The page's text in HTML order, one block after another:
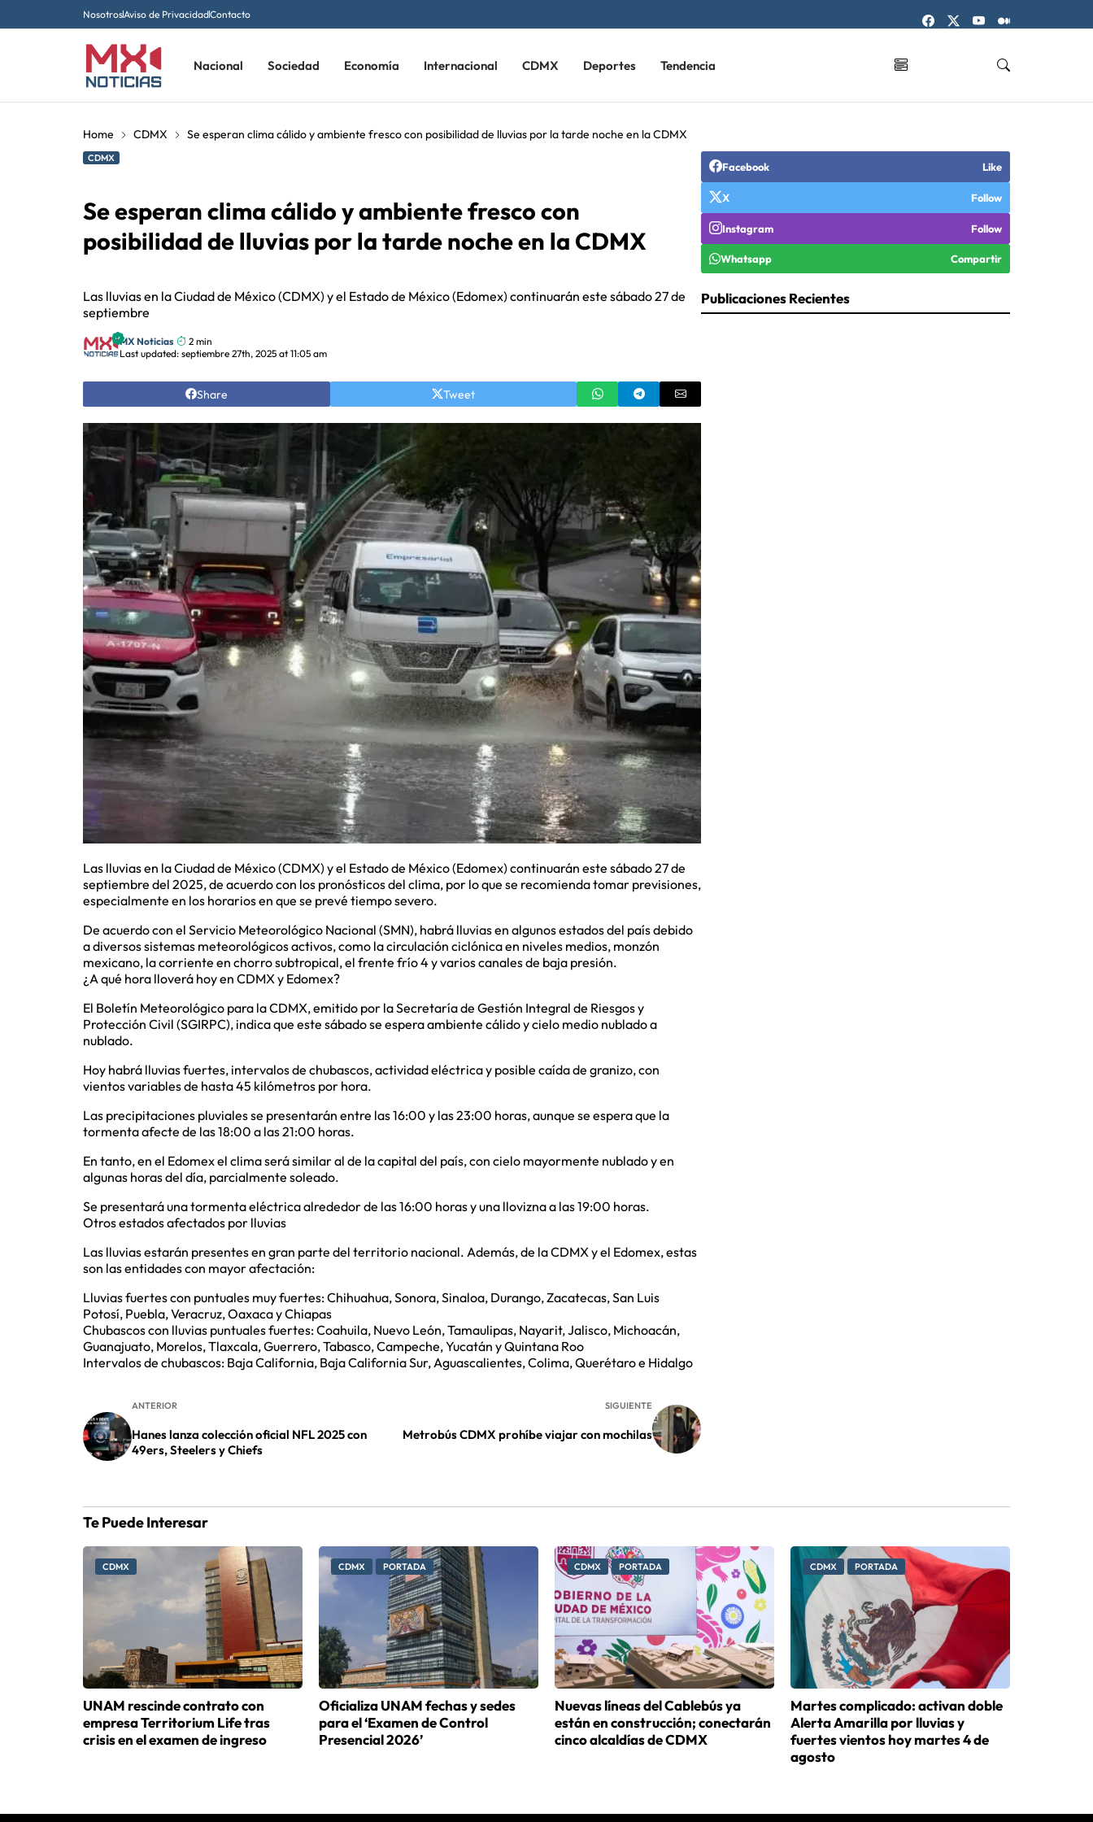
NosotrosAviso de PrivacidadContacto
Nacional Sociedad Economía Internacional CDMX Deportes Tendencia
Home CDMX Se esperan clima cálido y ambiente fresco con posibilidad de lluvias por la tarde noche en la CDMX
CDMX
Se esperan clima cálido y ambiente fresco con
posibilidad de lluvias por la tarde noche en la CDMX
Las lluvias en la Ciudad de México (CDMX) y el Estado de México (Edomex) continuarán este sábado 27 de
septiembre
MX Noticias
2 min
Last updated: septiembre 27th, 2025 at 11:05 am
Share Tweet
Las lluvias en la Ciudad de México (CDMX) y el Estado de México (Edomex) continuarán este sábado 27 de
septiembre del 2025, de acuerdo con los pronósticos del clima, por lo que se recomienda tomar previsiones,
especialmente en los horarios en que se prevé tiempo severo.
De acuerdo con el Servicio Meteorológico Nacional (SMN), habrá lluvias en algunos estados del país debido
a diversos sistemas meteorológicos activos, como la circulación ciclónica en niveles medios, monzón
mexicano, la corriente en chorro subtropical, el frente frío 4 y varios canales de baja presión.
¿A qué hora lloverá hoy en CDMX y Edomex?
El Boletín Meteorológico para la CDMX, emitido por la Secretaría de Gestión Integral de Riesgos y
Protección Civil (SGIRPC), indica que este sábado se espera ambiente cálido y cielo medio nublado a
nublado.
Hoy habrá lluvias fuertes, intervalos de chubascos, actividad eléctrica y posible caída de granizo, con
vientos variables de hasta 45 kilómetros por hora.
Las precipitaciones pluviales se presentarán entre las 16:00 y las 23:00 horas, aunque se espera que la
tormenta afecte de las 18:00 a las 21:00 horas.
En tanto, en el Edomex el clima será similar al de la capital del país, con cielo mayormente nublado y en
algunas horas del día, parcialmente soleado.
Se presentará una tormenta eléctrica alrededor de las 16:00 horas y una llovizna a las 19:00 horas.
Otros estados afectados por lluvias
Las lluvias estarán presentes en gran parte del territorio nacional. Además, de la CDMX y el Edomex, estas
son las entidades con mayor afectación:
Lluvias fuertes con puntuales muy fuertes: Chihuahua, Sonora, Sinaloa, Durango, Zacatecas, San Luis
Potosí, Puebla, Veracruz, Oaxaca y Chiapas
Chubascos con lluvias puntuales fuertes: Coahuila, Nuevo León, Tamaulipas, Nayarit, Jalisco, Michoacán,
Guanajuato, Morelos, Tlaxcala, Guerrero, Tabasco, Campeche, Yucatán y Quintana Roo
Intervalos de chubascos: Baja California, Baja California Sur, Aguascalientes, Colima, Querétaro e Hidalgo
ANTERIOR
Hanes lanza colección oficial NFL 2025 con
49ers, Steelers y Chiefs
SIGUIENTE
Metrobús CDMX prohíbe viajar con mochilas
Facebook Like
X Follow
Instagram Follow
Whatsapp Compartir
Publicaciones Recientes
Te Puede Interesar
CDMX
UNAM rescinde contrato con
empresa Territorium Life tras
crisis en el examen de ingreso
CDMX PORTADA
Oficializa UNAM fechas y sedes
para el ‘Examen de Control
Presencial 2026’
CDMX PORTADA
Nuevas líneas del Cablebús ya
están en construcción; conectarán
cinco alcaldías de CDMX
CDMX PORTADA
Martes complicado: activan doble
Alerta Amarilla por lluvias y
fuertes vientos hoy martes 4 de
agosto